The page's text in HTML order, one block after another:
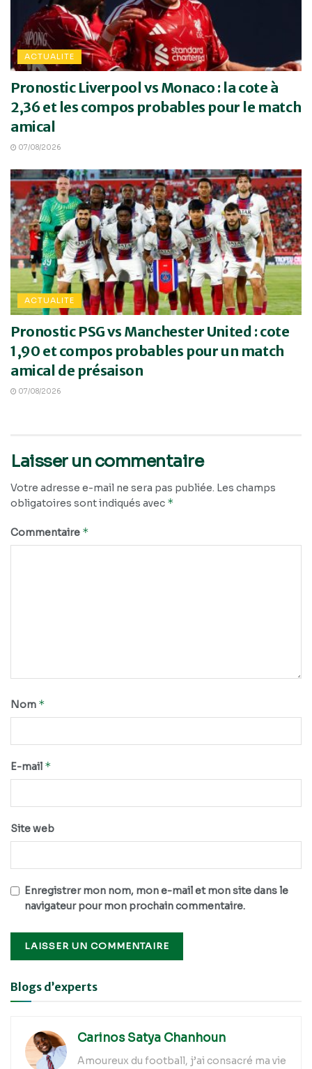
ACTUALITE
Pronostic Liverpool vs Monaco : la cote à
2,36 et les compos probables pour le match
amical
07/08/2026
ACTUALITE
Pronostic PSG vs Manchester United : cote
1,90 et compos probables pour un match
amical de présaison
07/08/2026
Laisser un commentaire
Votre adresse e-mail ne sera pas publiée. Les champs
obligatoires sont indiqués avec *
Commentaire *
Nom *
E-mail *
Site web
Enregistrer mon nom, mon e-mail et mon site dans le
navigateur pour mon prochain commentaire.
Alternative:
Blogs d’experts
Carinos Satya Chanhoun
Amoureux du football, j’ai consacré ma vie